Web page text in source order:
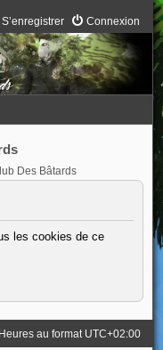
Connexion
S’enregistrer
Des Bâtards
les cookies de ce
Heures au format UTC+02:00